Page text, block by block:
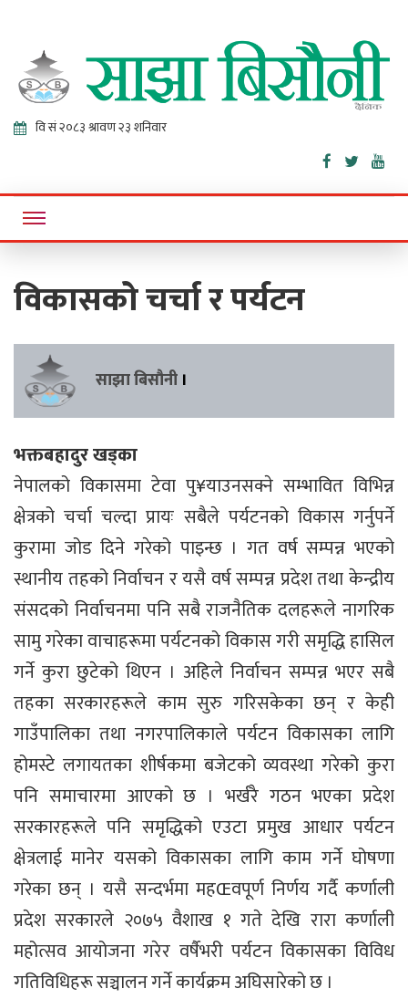
Sajha
Bisaunee
Online News Portal
विकासको चर्चा र पर्यटन
साझा बिसौनी ।
भक्तबहादुर खड्का
नेपालको विकासमा टेवा पु¥याउनसक्ने सम्भावित विभिन्न
क्षेत्रको चर्चा चल्दा प्रायः सबैले पर्यटनको विकास गर्नुपर्ने
कुरामा जोड दिने गरेको पाइन्छ । गत वर्ष सम्पन्न भएको
स्थानीय तहको निर्वाचन र यसै वर्ष सम्पन्न प्रदेश तथा केन्द्रीय
संसदको निर्वाचनमा पनि सबै राजनैतिक दलहरूले नागरिक
सामु गरेका वाचाहरूमा पर्यटनको विकास गरी समृद्धि हासिल
गर्ने कुरा छुटेको थिएन । अहिले निर्वाचन सम्पन्न भएर सबै
तहका सरकारहरूले काम सुरु गरिसकेका छन् र केही
गाउँपालिका तथा नगरपालिकाले पर्यटन विकासका लागि
होमस्टे लगायतका शीर्षकमा बजेटको व्यवस्था गरेको कुरा
पनि समाचारमा आएको छ । भर्खरै गठन भएका प्रदेश
सरकारहरूले पनि समृद्धिको एउटा प्रमुख आधार पर्यटन
क्षेत्रलाई मानेर यसको विकासका लागि काम गर्ने घोषणा
गरेका छन् । यसै सन्दर्भमा महŒवपूर्ण निर्णय गर्दै कर्णाली
प्रदेश सरकारले २०७५ वैशाख १ गते देखि रारा कर्णाली
महोत्सव आयोजना गरेर वर्षैभरी पर्यटन विकासका विविध
गतिविधिहरू सञ्चालन गर्ने कार्यक्रम अघिसारेको छ ।